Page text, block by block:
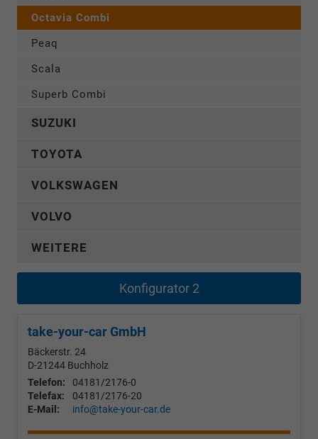
Octavia Combi
Peaq
Scala
Superb Combi
SUZUKI
TOYOTA
VOLKSWAGEN
VOLVO
WEITERE
Konfigurator 2
take-your-car GmbH
Bäckerstr. 24
D-21244 Buchholz
Telefon:
04181/2176-0
Telefax:
04181/2176-20
E-Mail:
info@take-your-car.de